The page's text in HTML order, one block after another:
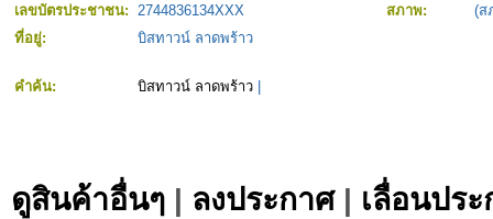
เลขบัตรประชาชน:
2744836134XXX สภาพ:
(ส
ที่อยู่:
บิสทาวน์ ลาดพร้าว
คำค้น: บิสทาวน์ ลาดพร้าว
ดูสินค้าอื่นๆ | ลงประกาศ| เลื่อนปร